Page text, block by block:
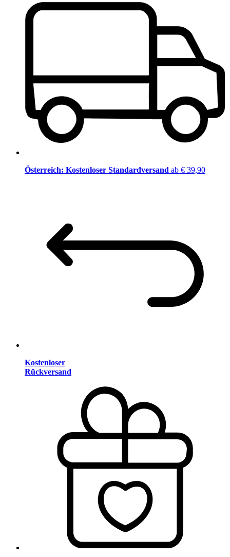
Österreich: Kostenloser Standardversand ab € 39,90
Kostenloser
Rückversand